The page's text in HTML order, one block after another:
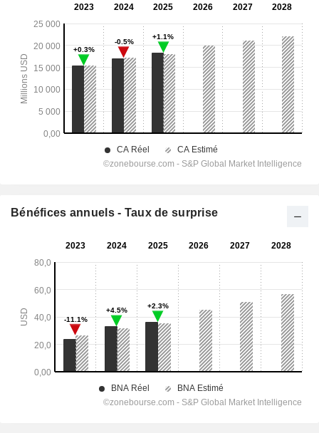
Bénéfices annuels - Taux de surprise